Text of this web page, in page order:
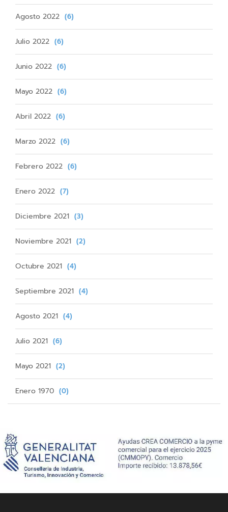
Agosto 2022 (6)
Julio 2022 (6)
Junio 2022 (6)
Mayo 2022 (6)
Abril 2022 (6)
Marzo 2022 (6)
Febrero 2022 (6)
Enero 2022 (7)
Diciembre 2021 (3)
Noviembre 2021 (2)
Octubre 2021 (4)
Septiembre 2021 (4)
Agosto 2021 (4)
Julio 2021 (6)
Mayo 2021 (2)
Enero 1970 (0)